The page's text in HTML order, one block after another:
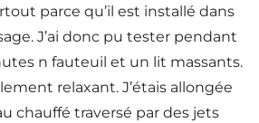
parce qu’il est installé dans
J’ai donc pu tester pendant
n fauteuil et un lit massants.
relaxant. J’étais allongée
chauffé traversé par des jets